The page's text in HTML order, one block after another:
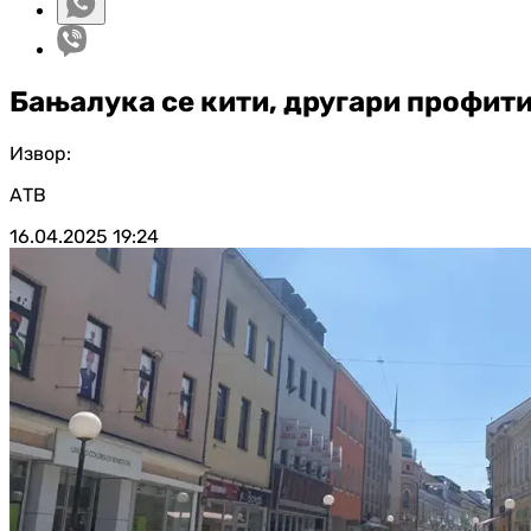
Бањалука се кити, другари
Извор:
АТВ
16.04.2025 19:24